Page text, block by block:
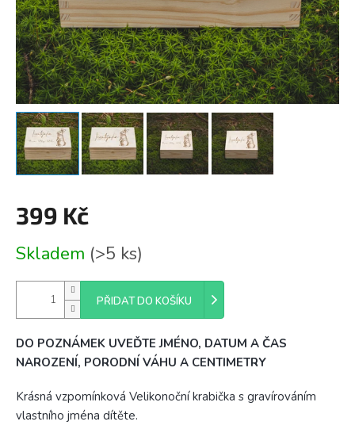
399 Kč
cena:
Skladem (>5 ks)
PŘIDAT DO KOŠÍKU
DO POZNÁMEK UVEĎTE JMÉNO, DATUM A ČAS
NAROZENÍ, PORODNÍ VÁHU A CENTIMETRY
Krásná vzpomínková Velikonoční krabička s gravírováním
vlastního jména dítěte.